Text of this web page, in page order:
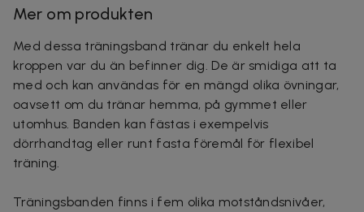
Mer om produkten
Med dessa träningsband tränar du enkelt hela
kroppen var du än befinner dig. De är smidiga att ta
med och kan användas för en mängd olika övningar,
oavsett om du tränar hemma, på gymmet eller
utomhus. Banden kan fästas i exempelvis
dörrhandtag eller runt fasta föremål för flexibel
träning.
Träningsbanden finns i fem olika motståndsnivåer,